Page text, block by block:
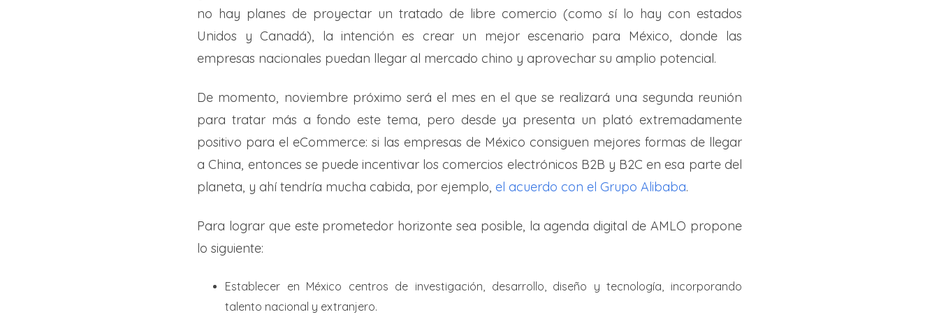
no hay planes de proyectar un tratado de libre comercio (como sí lo hay con estados
Unidos y Canadá), la intención es crear un mejor escenario para México, donde las
empresas nacionales puedan llegar al mercado chino y aprovechar su amplio potencial.
De momento, noviembre próximo será el mes en el que se realizará una segunda reunión
para tratar más a fondo este tema, pero desde ya presenta un plató extremadamente
positivo para el eCommerce: si las empresas de México consiguen mejores formas de llegar
a China, entonces se puede incentivar los comercios electrónicos B2B y B2C en esa parte del
planeta, y ahí tendría mucha cabida, por ejemplo, el acuerdo con el Grupo Alibaba.
Para lograr que este prometedor horizonte sea posible, la agenda digital de AMLO propone
lo siguiente:
Establecer en México centros de investigación, desarrollo, diseño y tecnología, incorporando
talento nacional y extranjero.